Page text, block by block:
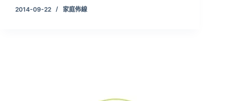
2014-09-22 家庭佈線